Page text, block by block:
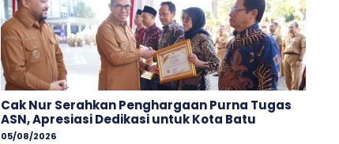
Cak Nur Serahkan Penghargaan Purna Tugas
ASN, Apresiasi Dedikasi untuk Kota Batu
05/08/2026